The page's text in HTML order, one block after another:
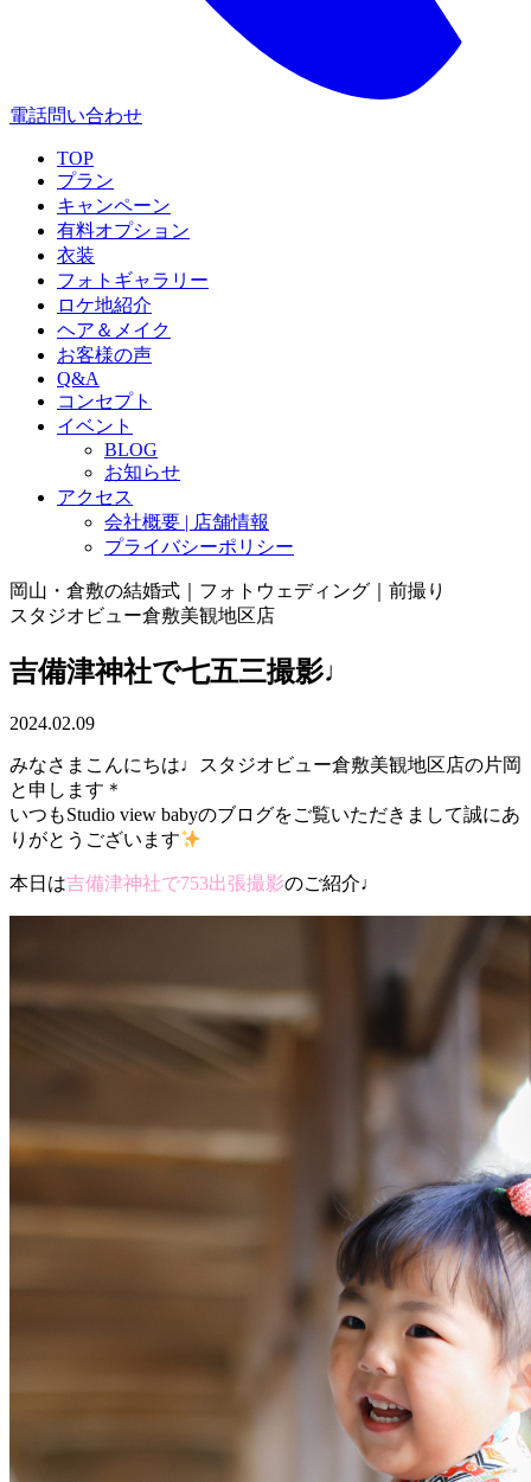
電話問い合わせ
TOP
プラン
キャンペーン
有料オプション
衣装
フォトギャラリー
ロケ地紹介
ヘア＆メイク
お客様の声
Q&A
コンセプト
イベント
BLOG
お知らせ
アクセス
会社概要 | 店舗情報
プライバシーポリシー
岡山・倉敷の結婚式｜フォトウェディング｜前撮り
スタジオビュー倉敷美観地区店
吉備津神社で七五三撮影♩
2024.02.09
みなさまこんにちは♩スタジオビュー倉敷美観地区店の片岡
と申します＊
いつもStudio view babyのブログをご覧いただきまして誠にあ
りがとうございます
本日は吉備津神社で753出張撮影のご紹介♩